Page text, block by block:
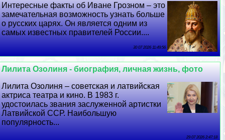
Интересные факты об Иване Грозном – это
замечательная возможность узнать больше
о русских царях. Он является одним из
самых известных правителей России....
30 07 2026 11:49:56
Лилита Озолиня - биография, личная жизнь, фото
Лилита Озолиня – советская и латвийская
актриса театра и кино. В 1983 г.
удостоилась звания заслуженной артистки
Латвийской ССР. Наибольшую
популярность...
29 07 2026 2:47:18